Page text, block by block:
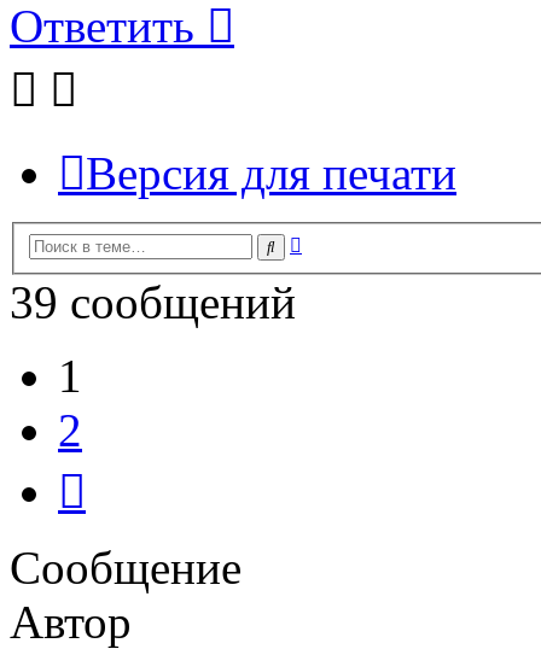
Ответить
Версия для печати
Поиск
39 сообщений
1
2
Сообщение
Автор